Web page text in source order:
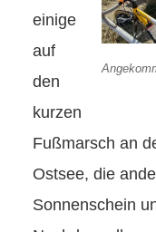
einige
auf
den
kurzen
Fußmarsch an
Ostsee, die
Sonnenschein